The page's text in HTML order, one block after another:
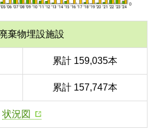
棄物埋設施設
累計 159,035本
累計 157,747本
状況図